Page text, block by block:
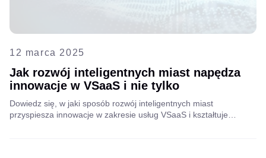
12 marca 2025
Jak rozwój inteligentnych miast napędza
innowacje w VSaaS i nie tylko
Dowiedz się, w jaki sposób rozwój inteligentnych miast
przyspiesza innowacje w zakresie usług VSaaS i kształtuje